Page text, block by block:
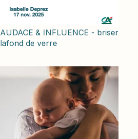
& INFLUENCE - briser
de verre